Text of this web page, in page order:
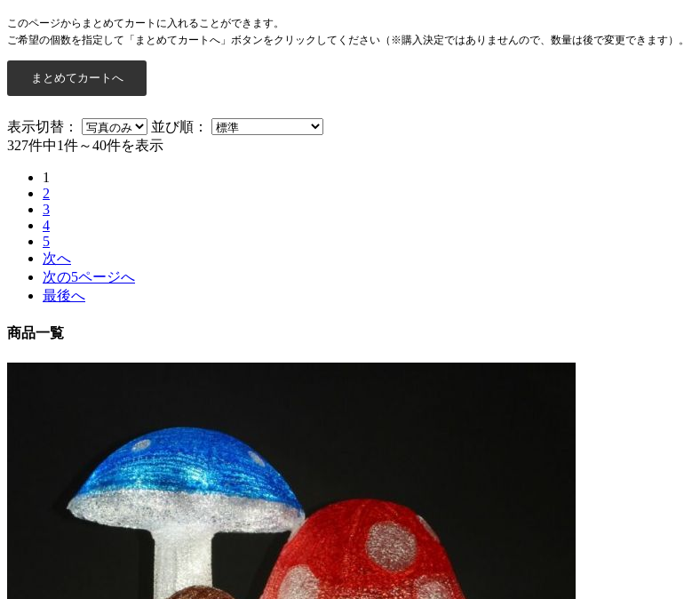
このページからまとめてカートに入れることができます。
ご希望の個数を指定して「まとめてカートへ」ボタンをクリックしてください（※購入決定ではありませんので、数量は後で変更できます）。
表示切替：
並び順：
327件中1件～40件を表示
1
2
3
4
5
次へ
次の5ページへ
最後へ
商品一覧